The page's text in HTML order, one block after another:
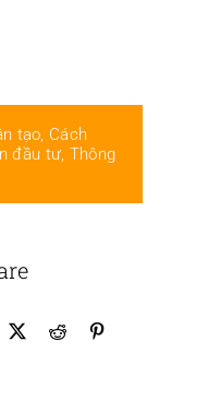
tạo, Cách
đầu tư, Thông